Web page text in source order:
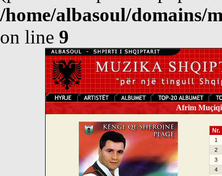
/home/albasoul/domains/
on line 9
Afrim Muçiqi
Nr.
1
2
3
4